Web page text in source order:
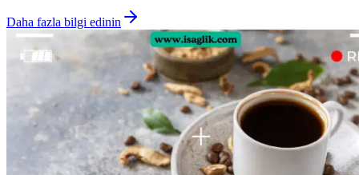
Daha fazla bilgi edinin